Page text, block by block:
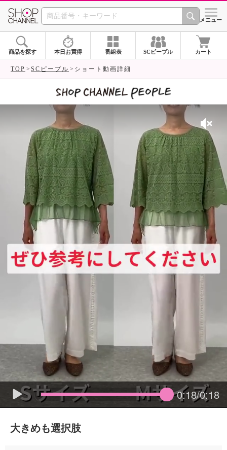
SHOP CHANNEL シメニュー
商品を探す 本日お買得 番組表 SCピープル カート
TOP SCピープル ショート動画詳細
0:18/0:18
大きめも選択肢